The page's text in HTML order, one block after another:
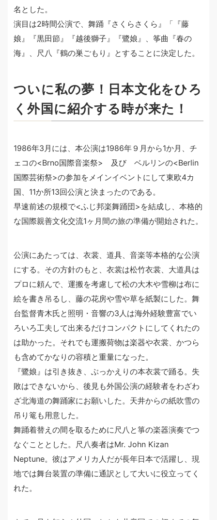
名とした。
演目は2時間公演で、舞踊『さくらさくら』「『藤
娘』『黒田節』『越後獅子』『鷺娘』、筝曲『春の
海』、尺八『鶴の巣ごもり』とすることに決定した。
ついに私の夢！日本文化をひろ
く外国に紹介する時が来た！
1986年3月には、本公演は1986年９月から1か月、チ
ェコの<Brno国際音楽祭> 及び ベルリンの<Berlin
国際芸術祭>の参加をメインイベントにして東欧4カ
国、11か所13回公演と決まったのである。
早速前述の規模で<ふじ邦楽舞踊団>を結成し、本格的
な国際親善文化交流1ヶ月間の旅の準備が開始された。
公演にあたっては、衣裳、道具、音楽等本格的な公演
にする。その方針のもと、衣裳は松竹衣裳、大道具は
プロに頼んで、運搬を考慮して松の大木や雪柳は布に
絵を書き吊るし、藤の花房や雪や草を紙製にした。舞
台監督青木氏と照明・音響の3人は海外経験豊富でい
ろいろ工夫して出来るだけコンパクトにしてくれたの
は助かった。それでも運搬荷物は楽器や衣裳、かつら
も含めてかなりの容積と重量になった。
『鷺娘』は引き抜き、ぶっかえりの本衣裳で踊る。失
敗はできないから、後見も外国公演の経験者をわざわ
ざ北海道の舞踊家にお願いした。天井からの紙吹雪の
吊り篭も用意した。
舞踊着替えの間を取るために尺八と箏の楽器演奏でつ
なぐこととした。尺八奏者はMr. John Kizan
Neptune。彼はアメリカ人だが長年日本で活躍し、現
地では舞台装置の準備に通訳として大いに役立ってく
れた。